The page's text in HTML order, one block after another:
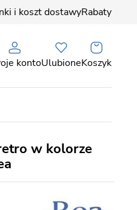
i koszt dostawyRabaty
kontoUlubioneKoszyk
w kolorze